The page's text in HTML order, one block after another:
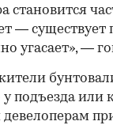
становится
— существует
угасает», —
подъезда или
девелоперам